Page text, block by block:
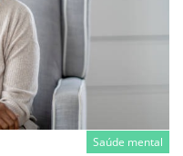
Saúde mental